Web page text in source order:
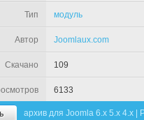
Тип модуль
Автор Joomlaux.com
Скачано 109
6133
архив для Joomla 6.x 5.x 4.x |